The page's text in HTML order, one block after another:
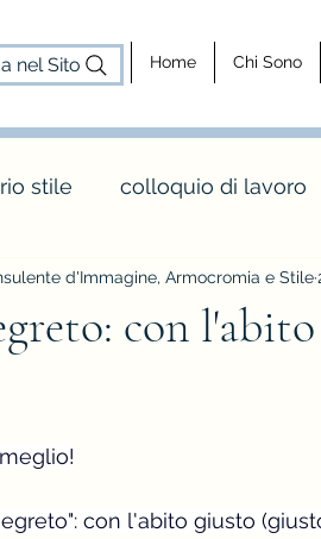
nel Sito Home Chi Sono
stile colloquio di lavoro
fa un consulente
colori e abbinamenti di colore
con
d'Immagine, Armocromia e Stile
con l'abito giusto